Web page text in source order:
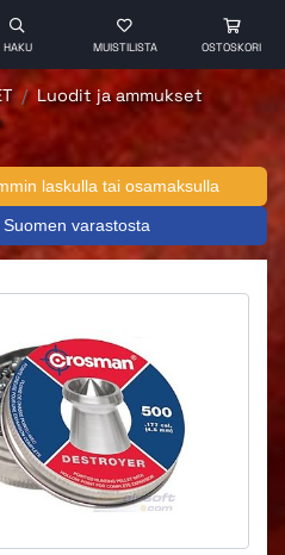
HAKU MUISTILISTA OSTOSKORI
Luodit ja ammukset
laskulla tai osamaksulla
varastosta